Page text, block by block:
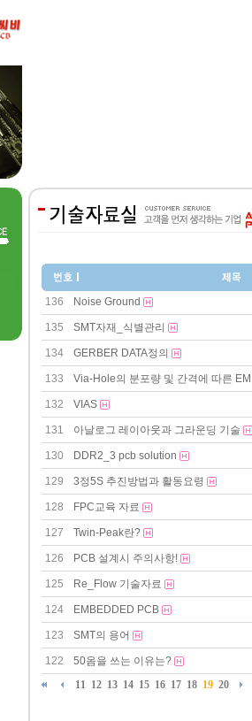
136 Noise Ground
135 SMT자재_식별관리
134 GERBER DATA정의
133 Via-Hole의 분포량 및 간격에 따른
132 VIAS
131 아날로그 레이아웃과 그라운딩 기술
130 DDR2_3 pcb solution
129 3정5S 추진방법과 활동요령
128 FPC교육 자료
127 Twin-Peak란?
126 PCB 설계시 주의사항!
125 Re_Flow 기술자료
124 EMBEDDED PCB
123 SMT의 용어
122
50옴을 쓰는 이유는?
11 12 13 14 15 16 17 18 19 20